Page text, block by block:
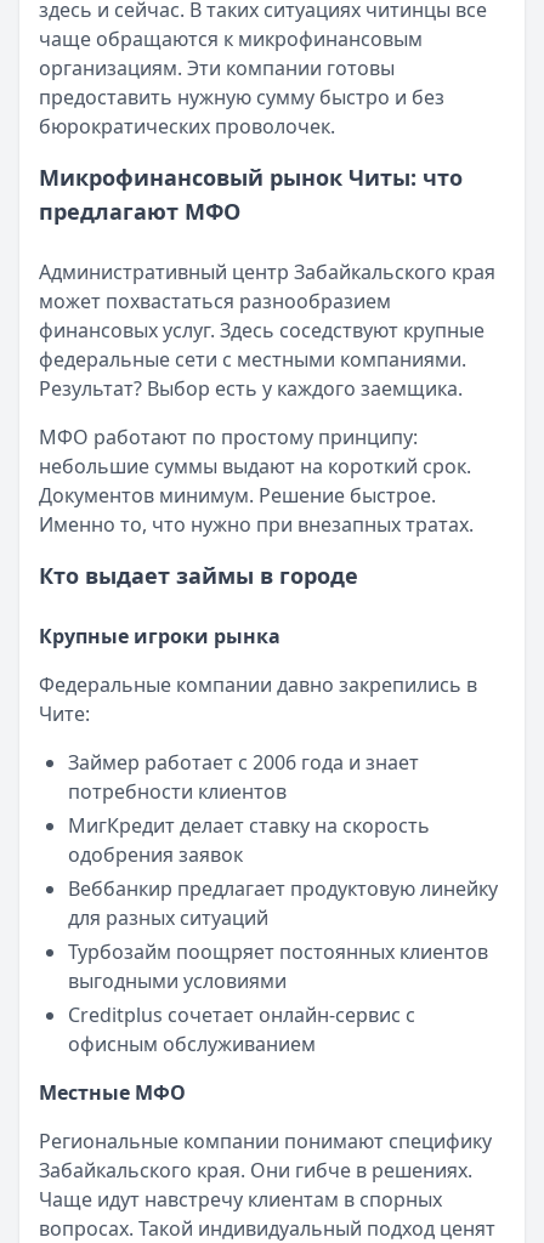
Категория: МФО
Читать новость
Срочный микрозайм 15 000 ₽ на карту: свежая
Кратко:Нужны 15 000 рублей на карту прямо сегодня?
Опубликовано:5 декабря 2025 г.
Читать новость
Рекордный рост доли клиентов МФО с iPhone: что
Опубликовано:5 декабря 2025 г.
Категория:МФО
Читать новость
57 сервисов микрозаймов через Госуслуги: где
Кратко:Авторизация через Госуслуги ускоряет
Категория:МФО
Читать новость
Смс о «одобренном займе» от Bigmani Ru: как
Кратко:Пришло СМС об одобрении займа от Bigmani
Опубликовано:23 ноября 2025 г.
МФО
Читать новость
Все новости
здесь и сейчас. В таких ситуациях читинцы все
чаще обращаются к микрофинансовым
организациям. Эти компании готовы
предоставить нужную сумму быстро и без
бюрократических проволочек.
Микрофинансовый рынок Читы: что
предлагают МФО
Административный центр Забайкальского края
может похвастаться разнообразием
финансовых услуг. Здесь соседствуют крупные
федеральные сети с местными компаниями.
Результат? Выбор есть у каждого заемщика.
МФО работают по простому принципу:
небольшие суммы выдают на короткий срок.
Документов минимум. Решение быстрое.
Именно то, что нужно при внезапных тратах.
Кто выдает займы в городе
Крупные игроки рынка
Федеральные компании давно закрепились в
Чите:
Займер работает с 2006 года и знает
потребности клиентов
МигКредит делает ставку на скорость
одобрения заявок
Веббанкир предлагает продуктовую линейку
для разных ситуаций
Турбозайм поощряет постоянных клиентов
выгодными условиями
Creditplus сочетает онлайн-сервис с
офисным обслуживанием
Местные МФО
Региональные компании понимают специфику
Забайкальского края. Они гибче в решениях.
Чаще идут навстречу клиентам в спорных
вопросах. Такой индивидуальный подход ценят